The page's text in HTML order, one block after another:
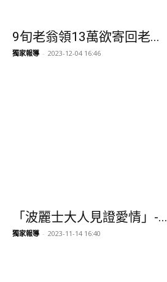
9旬老翁領13萬欲寄回老...
獨家報導 - 2023-12-04 16:46
「波麗士大人見證愛情」-...
獨家報導 - 2023-11-14 16:40